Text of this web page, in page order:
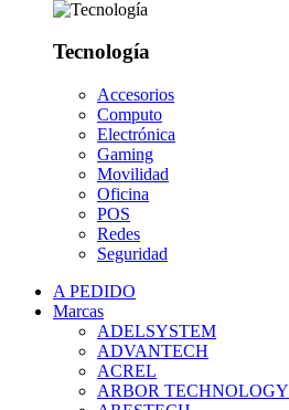
Tecnología
Accesorios
Computo
Electrónica
Gaming
Movilidad
Oficina
POS
Redes
Seguridad
A PEDIDO
Marcas
ADELSYSTEM
ADVANTECH
ACREL
ARBOR TECHNOLOGY